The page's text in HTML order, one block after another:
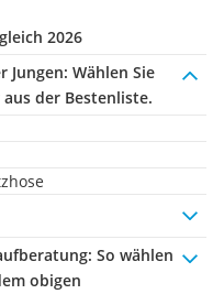
2026
Jungen: Wählen Sie
der Bestenliste.
: So wählen
obigen